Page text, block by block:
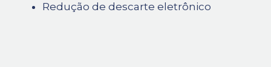
Redução de descarte eletrônico